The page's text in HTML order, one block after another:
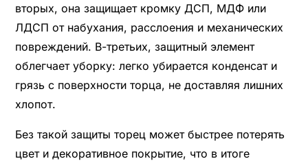
вторых, она защищает кромку ДСП, МДФ или
ЛДСП от набухания, расслоения и механических
повреждений. В-третьих, защитный элемент
облегчает уборку: легко убирается конденсат и
грязь с поверхности торца, не доставляя лишних
хлопот.
Без такой защиты торец может быстрее потерять
цвет и декоративное покрытие, что в итоге